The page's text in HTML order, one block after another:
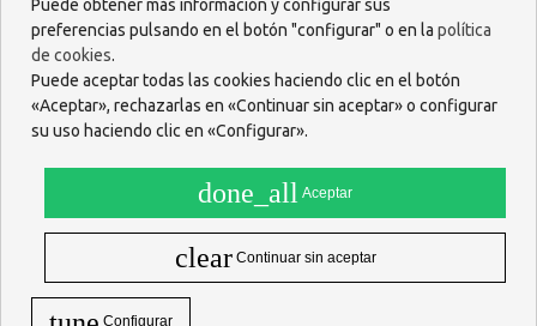
PRIM COMFORSIL
Puede obtener más información y configurar sus
preferencias pulsando en el botón "configurar" o en la política
de cookies.
Puede aceptar todas las cookies haciendo clic en el botón
«Aceptar», rechazarlas en «Continuar sin aceptar» o configurar
su uso haciendo clic en «Configurar».
done_all Aceptar
clear Continuar sin aceptar
Configurar